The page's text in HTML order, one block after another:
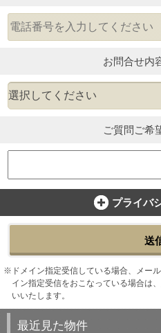
お問合せ内
ご質問ご希
プライバ
送
ドメイン指定受信している場合、メー
イン指定受信をおこなっている場合は
いいたします。
最近見た物件